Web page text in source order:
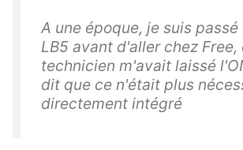
A une époque, je suis passé
LB5 avant d'aller chez Free,
technicien m'avait laissé
dit que ce n'était plus
directement intégré